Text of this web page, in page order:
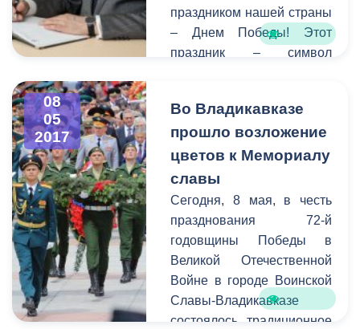
праздником нашей страны
– Днем Победы! Этот
праздник – символ
стойкости и
несокрушимости духа!
08
05
2017
Во Владикавказе
прошло возложение
цветов к Мемориалу
славы
Сегодня, 8 мая, в честь
празднования 72-й
годовщины Победы в
Великой Отечественной
Войне в городе Воинской
Славы-Владикавказе
состоялось традиционное